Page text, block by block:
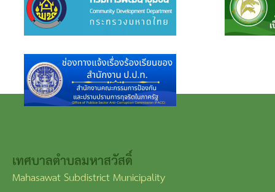
เทศบาลตำบลมหาสวัสดิ์
Mahasawat Subdistrict Municipality